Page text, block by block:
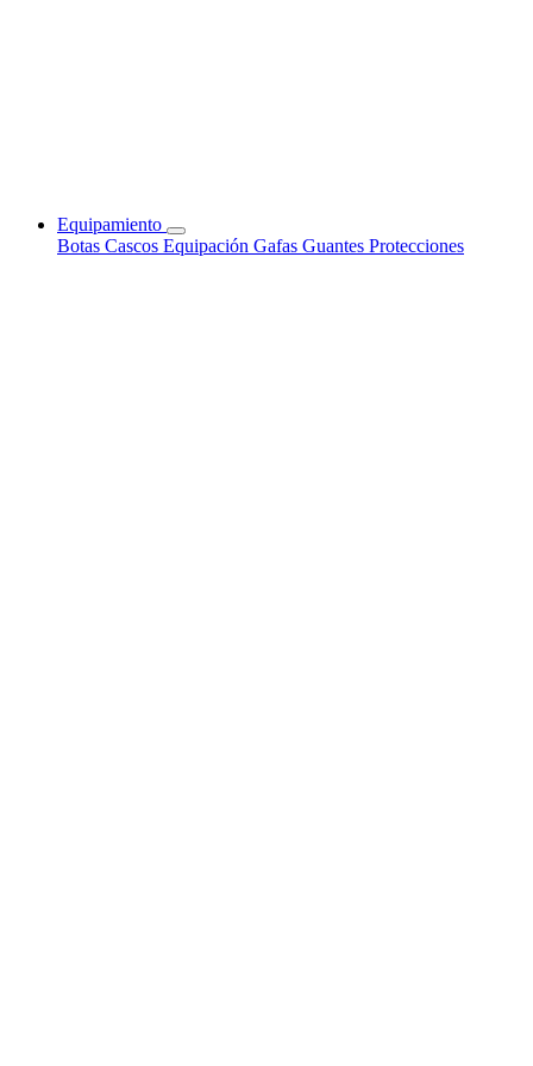
Equipamiento
Botas Cascos Equipación Gafas Guantes Protecciones